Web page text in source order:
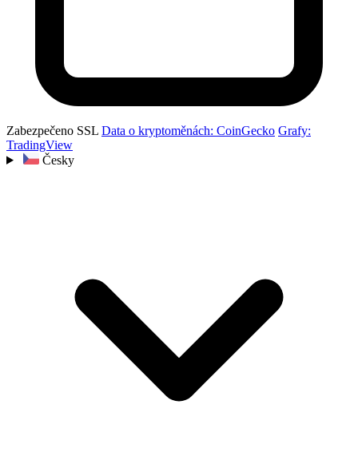
Zabezpečeno SSL Data o kryptoměnách: CoinGecko Grafy:
TradingView
Česky